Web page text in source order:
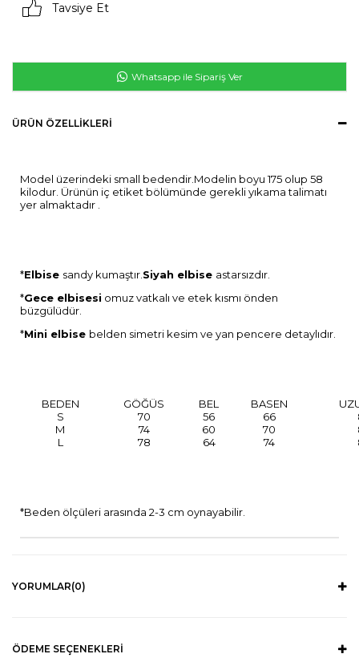
Tavsiye Et
Whatsapp ile Sipariş Ver
ÜRÜN ÖZELLIKLERI
Model üzerindeki small bedendir.Modelin boyu 175 olup 58
kilodur. Ürünün iç etiket bölümünde gerekli yıkama talimatı
yer almaktadır .
*Elbise sandy kumaştır.Siyah elbise astarsızdır.
*Gece elbisesi omuz vatkalı ve etek kısmı önden
büzgülüdür.
*Mini elbise belden simetri kesim ve yan pencere detaylıdır.
BEDEN GÖĞÜS BEL BASEN
S
70 56 66
M
74 60 70
L
78 64 74
*Beden ölçüleri arasında 2-3 cm oynayabilir.
YORUMLAR(0)
ÖDEME SEÇENEKLERI